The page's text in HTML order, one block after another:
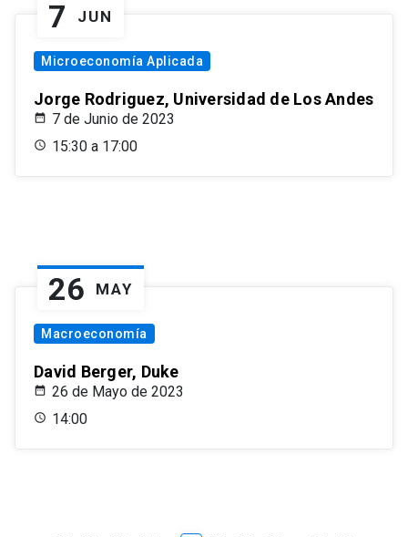
7 JUN
Microeconomía Aplicada
Jorge Rodriguez, Universidad de Los Andes
7 de Junio de 2023
15:30 a 17:00
26 MAY
Macroeconomía
David Berger, Duke
26 de Mayo de 2023
14:00